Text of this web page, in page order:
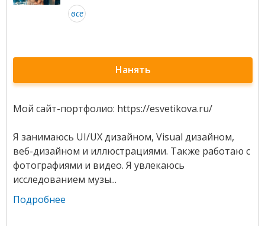
все
Нанять
Мой сайт-портфолио: https://esvetikova.ru/
Я занимаюсь UI/UX дизайном, Visual дизайном,
веб-дизайном и иллюстрациями. Также работаю с
фотографиями и видео. Я увлекаюсь
исследованием музы...
Подробнее